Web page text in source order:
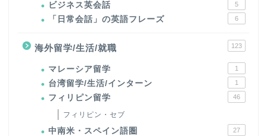
ビジネス英会話 5
「日常会話」の英語フレーズ 6
海外留学/生活/就職 123
マレーシア留学 1
台湾留学/生活/インターン 1
フィリピン留学 46
フィリピン・セブ
中南米・スペイン語圏 27